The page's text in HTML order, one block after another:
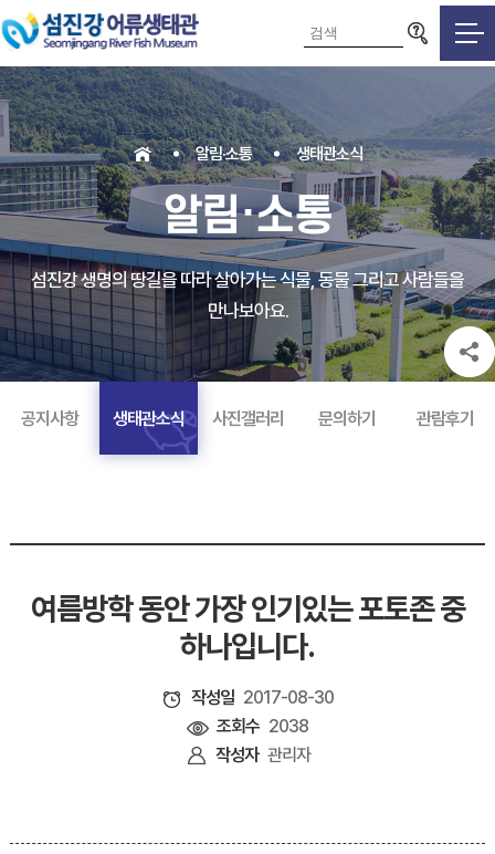
검색영역
알림·소통 생태관소식
알림·소통
섬진강 생명의 땅길을 따라 살아가는 식물, 동물 그리고 사람들을
만나보아요.
공지사항 생태관소식 사진갤러리 문의하기 관람후기
여름방학 동안 가장 인기있는 포토존 중
하나입니다.
작성일 2017-08-30
조회수 2038
작성자 관리자